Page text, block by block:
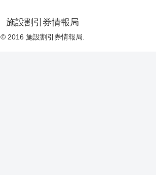
施設割引券情報局
© 2016 施設割引券情報局.